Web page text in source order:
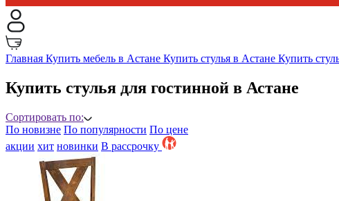
Главная Купить мебель в Астане Купить стулья в Астане Купить
Купить стулья для гостинной в Астане
Сортировать по:
По новизне По популярности По цене
акции хит новинки B рассрочку